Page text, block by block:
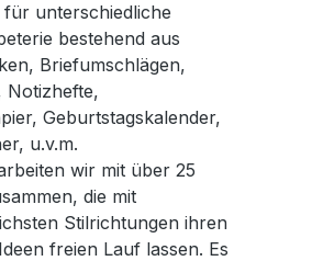
unterschiedliche
bestehend aus
Briefumschlägen,
Notizhefte,
Geburtstagskalender,
u.v.m.
wir mit über 25
die mit
Stilrichtungen ihren
freien Lauf lassen. Es